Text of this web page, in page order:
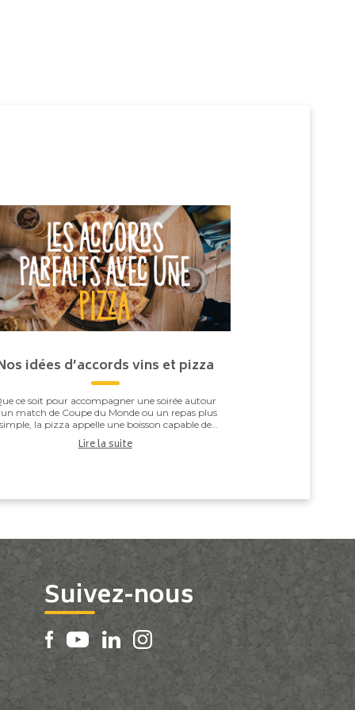
idées d’accords vins et pizza
ce soit pour accompagner une soirée autour
match de Coupe du Monde ou un repas plus
simple, la pizza appelle une boisson capable de
l’équilibre entre la pâte, la sauce tomate,
...
Lire la suite
Suivez-nous